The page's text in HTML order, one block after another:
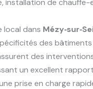
installation de
local dans
des
des
un excellent
prise en charge